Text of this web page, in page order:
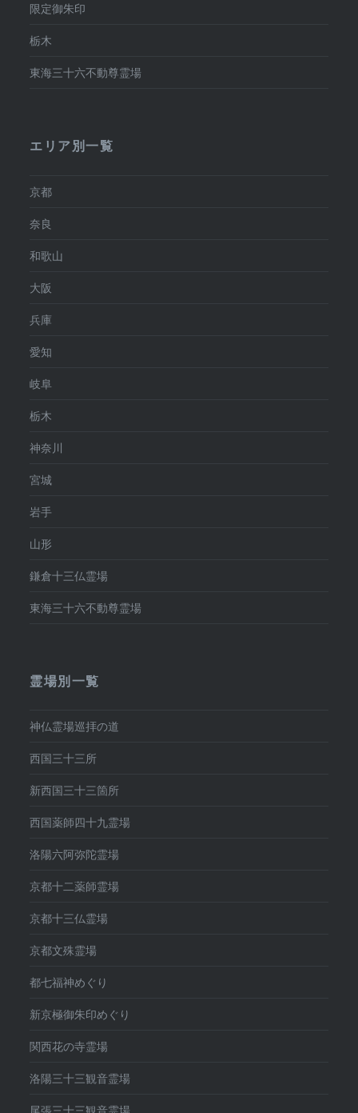
限定御朱印
栃木
東海三十六不動尊霊場
エリア別一覧
京都
奈良
和歌山
大阪
兵庫
愛知
岐阜
栃木
神奈川
宮城
岩手
山形
鎌倉十三仏霊場
東海三十六不動尊霊場
霊場別一覧
神仏霊場巡拝の道
西国三十三所
新西国三十三箇所
西国薬師四十九霊場
洛陽六阿弥陀霊場
京都十二薬師霊場
京都十三仏霊場
京都文殊霊場
都七福神めぐり
新京極御朱印めぐり
関西花の寺霊場
洛陽三十三観音霊場